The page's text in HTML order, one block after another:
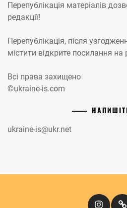
Перепублікація матеріалів
редакції!
Перепублікація, після
містити відкрите посилання
Всі права захищено
©ukraine-is.com
ukraine-is@ukr.net